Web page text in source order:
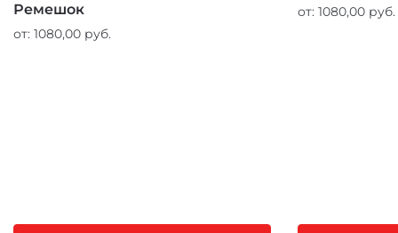
Ремешок
от: 1080,00 руб.
от: 1080,00 руб.